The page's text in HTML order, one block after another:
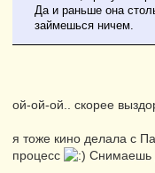
Да и раньше она
займешься ничем.
ой-ой-ой.. скорее
я тоже кино делала с
процесс
Снимаешь